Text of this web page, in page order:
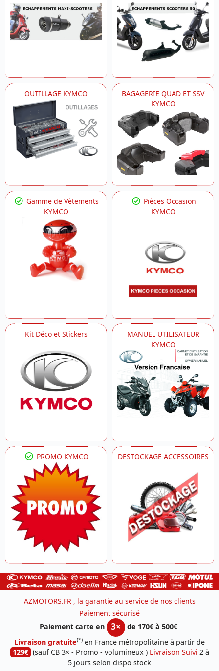
OUTILLAGE KYMCO
BAGAGERIE QUAD ET SSV
KYMCO
Gamme de Vêtements
KYMCO
Pièces Occasion
KYMCO
Kit Déco et Stickers
MANUEL UTILISATEUR
KYMCO
PROMO KYMCO DESTOCKAGE ACCESSOIRES
AZMOTORS.FR , la garantie au service de nos clients
Paiement sécurisé
Paiement carte en
3×
de 170€ à 500€
Livraison gratuite(*) en France métropolitaine à partir de
129€ (sauf CB 3× - Promo - volumineux ) Livraison Suivi 2 à
5 jours selon dispo stock